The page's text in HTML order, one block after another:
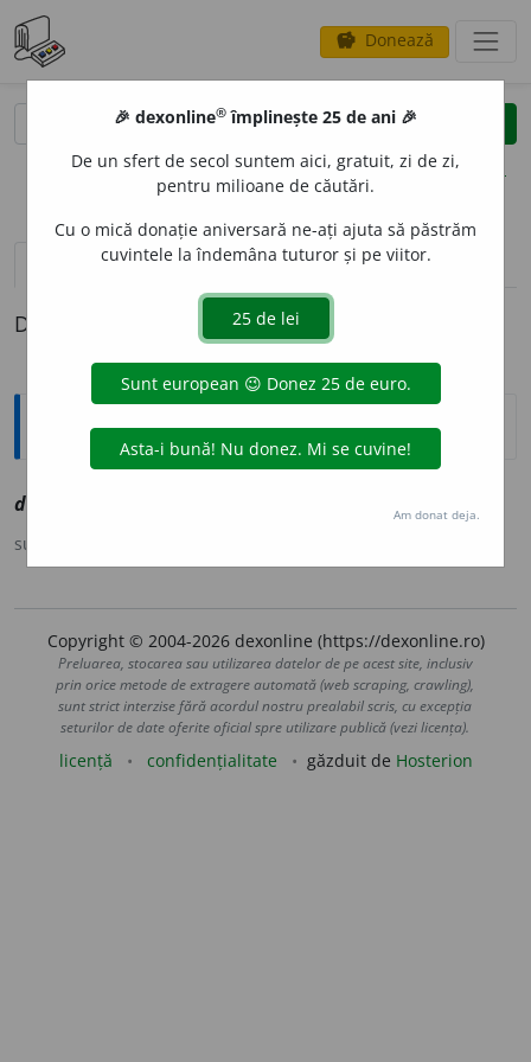
savings Donează
clear
opțiuni
definiții (1)
Definiția cu ID-ul 1075204:
Explicative DEX
dumiat
sursa:
Copyright © 2004-2026 dexonline (https://dexonline.ro)
Preluarea, stocarea sau utilizarea datelor de pe acest site, inclusiv
prin orice metode de extragere automată (web scraping, crawling),
sunt strict interzise fără acordul nostru prealabil scris, cu excepția
seturilor de date oferite oficial spre utilizare publică (vezi licența).
licență confidențialitate găzduit de Hosterion
🎉 dexonline® împlinește 25 de ani 🎉
De un sfert de secol suntem aici, gratuit, zi de zi,
pentru milioane de căutări.
Cu o mică donație aniversară ne-ați ajuta să păstrăm
cuvintele la îndemâna tuturor și pe viitor.
Am donat deja.